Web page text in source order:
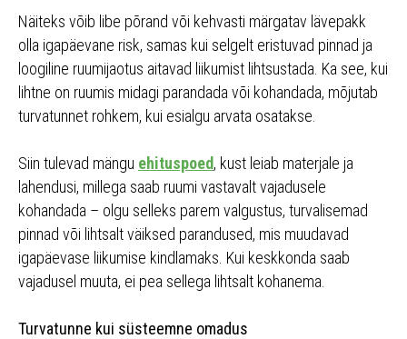
Näiteks võib libe põrand või kehvasti märgatav lävepakk
olla igapäevane risk, samas kui selgelt eristuvad pinnad ja
loogiline ruumijaotus aitavad liikumist lihtsustada. Ka see, kui
lihtne on ruumis midagi parandada või kohandada, mõjutab
turvatunnet rohkem, kui esialgu arvata osatakse.
Siin tulevad mängu ehituspoed, kust leiab materjale ja
lahendusi, millega saab ruumi vastavalt vajadusele
kohandada – olgu selleks parem valgustus, turvalisemad
pinnad või lihtsalt väiksed parandused, mis muudavad
igapäevase liikumise kindlamaks. Kui keskkonda saab
vajadusel muuta, ei pea sellega lihtsalt kohanema.
Turvatunne kui süsteemne omadus